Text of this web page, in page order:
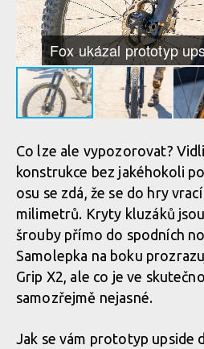
Fox ukázal prototyp
Co lze ale vypozorovat?
konstrukce bez jakéhokoli
osu se zdá, že se do hry
milimetrů. Kryty kluzáků
šrouby přímo do spodních
Samolepka na boku
Grip X2, ale co je ve
samozřejmě nejasné.
Jak se vám prototyp upside